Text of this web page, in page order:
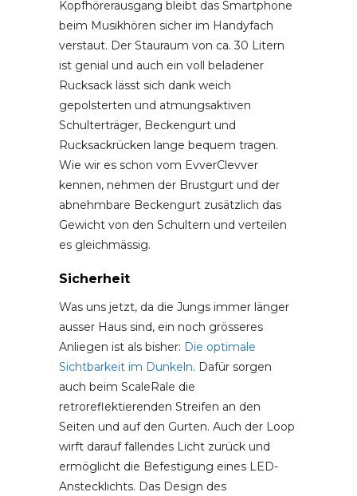
Kopfhörerausgang bleibt das Smartphone
beim Musikhören sicher im Handyfach
verstaut. Der Stauraum von ca. 30 Litern
ist genial und auch ein voll beladener
Rucksack lässt sich dank weich
gepolsterten und atmungsaktiven
Schulterträger, Beckengurt und
Rucksackrücken lange bequem tragen.
Wie wir es schon vom EvverClevver
kennen, nehmen der Brustgurt und der
abnehmbare Beckengurt zusätzlich das
Gewicht von den Schultern und verteilen
es gleichmässig.
Sicherheit
Was uns jetzt, da die Jungs immer länger
ausser Haus sind, ein noch grösseres
Anliegen ist als bisher: Die optimale
Sichtbarkeit im Dunkeln. Dafür sorgen
auch beim ScaleRale die
retroreflektierenden Streifen an den
Seiten und auf den Gurten. Auch der Loop
wirft darauf fallendes Licht zurück und
ermöglicht die Befestigung eines LED-
Anstecklichts. Das Design des